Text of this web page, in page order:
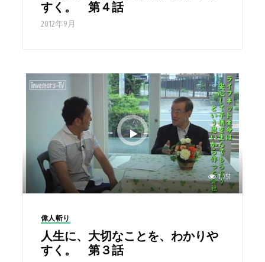
すく。 第４話
2012年9月
1,751
偉人斬り
人生に、大切なことを、わかりや
すく。 第３話